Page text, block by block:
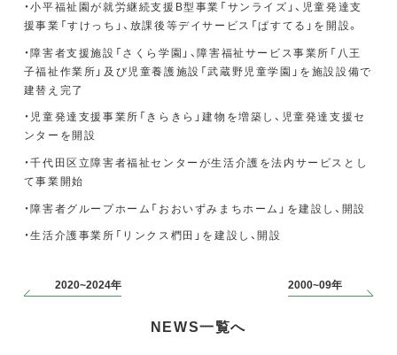
・小平福祉園が就労継続支援B型事業「サンライズ」、児童発達支
援事業「すけっち」、放課後等デイサービス「ぱすてる」を開設。
・障害者支援施設「さくら学園」、障害福祉サービス事業所「八王
子福祉作業所」及び児童養護施設「武蔵野児童学園」を施設設備で
建替え完了
・児童発達支援事業所「きらきら」建物を増築し、児童発達支援セ
ンターを開設
・千代田区立障害者福祉センターが生活介護を法内サービスとし
て事業開始
・障害者グループホーム「おおいずみまちホーム」を建設し、開設
・生活介護事業所「リンクス椚田」を建設し、開設
2020~2024年 2000~09年
NEWS一覧へ